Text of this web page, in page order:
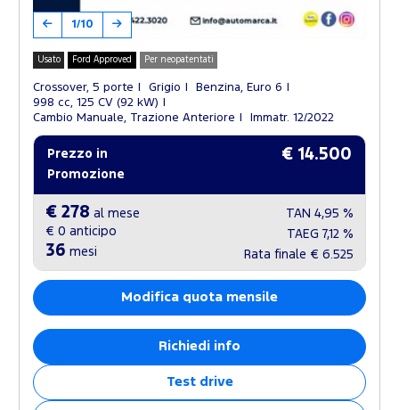
1/10
Usato Ford Approved Per neopatentati
Crossover, 5 porte Grigio
Benzina, Euro 6
998 cc, 125 CV (92 kW)
Cambio Manuale, Trazione Anteriore
Immatr. 12/2022
Prezzo in
Promozione
€ 14.500
€ 278 al mese
€ 0 anticipo
36 mesi
TAN 4,95 %
TAEG 7,12 %
Rata finale € 6.525
Modifica quota mensile
Richiedi info
Test drive